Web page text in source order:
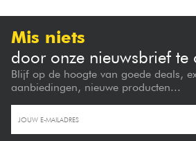
Mis niets
door onze nieuwsbrief te
Blijf op de hoogte van goede deals,
aanbiedingen, nieuwe producten...